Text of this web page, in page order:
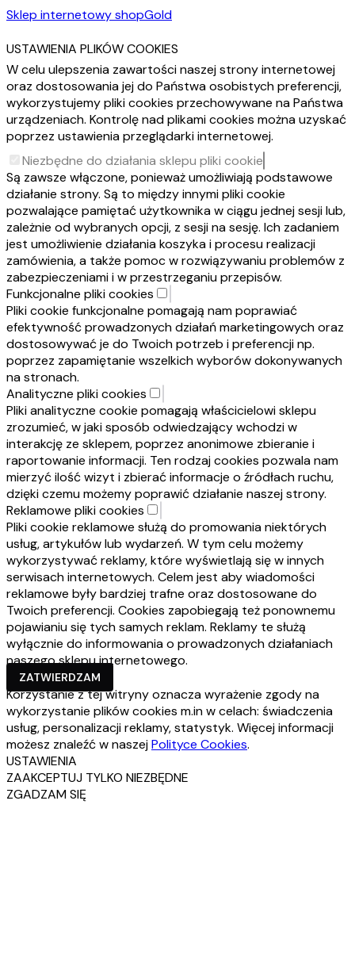
Sklep internetowy shopGold
USTAWIENIA PLIKÓW COOKIES
W celu ulepszenia zawartości naszej strony internetowej
oraz dostosowania jej do Państwa osobistych preferencji,
wykorzystujemy pliki cookies przechowywane na Państwa
urządzeniach. Kontrolę nad plikami cookies można uzyskać
poprzez ustawienia przeglądarki internetowej.
Niezbędne do działania sklepu pliki cookie
Są zawsze włączone, ponieważ umożliwiają podstawowe
działanie strony. Są to między innymi pliki cookie
pozwalające pamiętać użytkownika w ciągu jednej sesji lub,
zależnie od wybranych opcji, z sesji na sesję. Ich zadaniem
jest umożliwienie działania koszyka i procesu realizacji
zamówienia, a także pomoc w rozwiązywaniu problemów z
zabezpieczeniami i w przestrzeganiu przepisów.
Funkcjonalne pliki cookies
Pliki cookie funkcjonalne pomagają nam poprawiać
efektywność prowadzonych działań marketingowych oraz
dostosowywać je do Twoich potrzeb i preferencji np.
poprzez zapamiętanie wszelkich wyborów dokonywanych
na stronach.
Analityczne pliki cookies
Pliki analityczne cookie pomagają właścicielowi sklepu
zrozumieć, w jaki sposób odwiedzający wchodzi w
interakcję ze sklepem, poprzez anonimowe zbieranie i
raportowanie informacji. Ten rodzaj cookies pozwala nam
mierzyć ilość wizyt i zbierać informacje o źródłach ruchu,
dzięki czemu możemy poprawić działanie naszej strony.
Reklamowe pliki cookies
Pliki cookie reklamowe służą do promowania niektórych
usług, artykułów lub wydarzeń. W tym celu możemy
wykorzystywać reklamy, które wyświetlają się w innych
serwisach internetowych. Celem jest aby wiadomości
reklamowe były bardziej trafne oraz dostosowane do
Twoich preferencji. Cookies zapobiegają też ponownemu
pojawianiu się tych samych reklam. Reklamy te służą
wyłącznie do informowania o prowadzonych działaniach
naszego sklepu internetowego.
ZATWIERDZAM
Korzystanie z tej witryny oznacza wyrażenie zgody na
wykorzystanie plików cookies m.in w celach: świadczenia
usług, personalizacji reklamy, statystyk. Więcej informacji
możesz znaleźć w naszejPolityce Cookies.
USTAWIENIA
ZAAKCEPTUJ TYLKO NIEZBĘDNE
ZGADZAM SIĘ